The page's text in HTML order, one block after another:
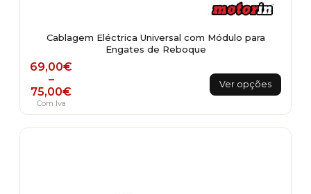
Cablagem Eléctrica Universal com Módulo para
Engates de Reboque
69,00€
–
75,00€
Price range: 69,00€ through 75,00€
Com Iva
Ver opções
This
product
multiple
variants.